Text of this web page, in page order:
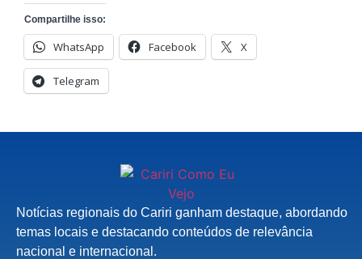
Compartilhe isso:
WhatsApp Facebook X
Telegram
Notícias regionais do Cariri ganham destaque, abordando
temas locais e destacando conteúdos de relevância
nacional e internacional.